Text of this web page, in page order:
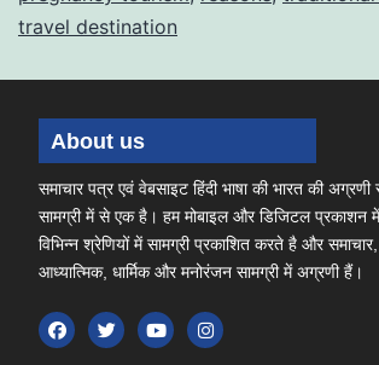
travel destination
About us
समाचार पत्र एवं वेबसाइट हिंदी भाषा की भारत की
सामग्री में से एक है। हम मोबाइल और डिजिटल
विभिन्न श्रेणियों में सामग्री प्रकाशित करते है और समाचार,
आध्यात्मिक, धार्मिक और मनोरंजन सामग्री में अग्रणी हैं।